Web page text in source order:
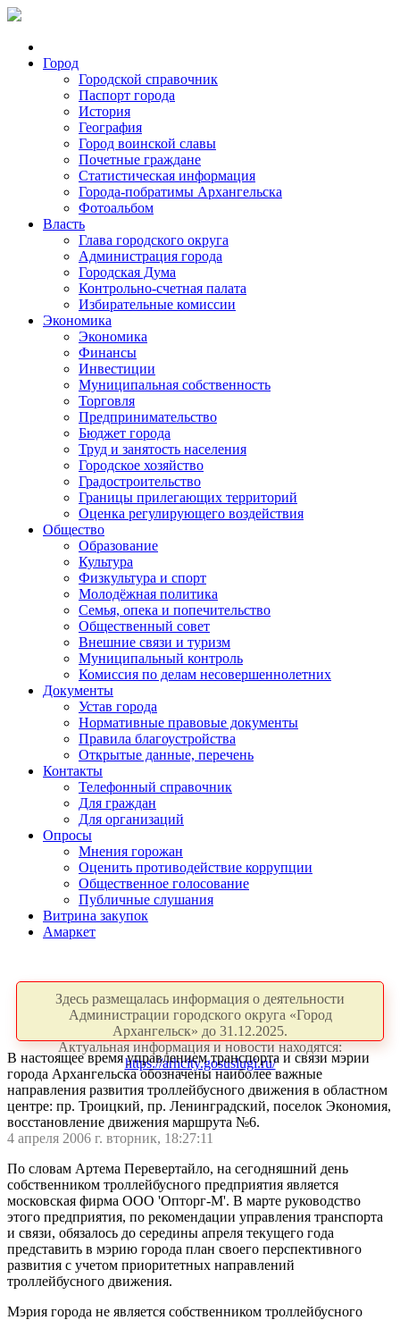
Город
Городской справочник
Паспорт города
История
География
Город воинской славы
Почетные граждане
Статистическая информация
Города-побратимы Архангельска
Фотоальбом
Власть
Глава городского округа
Администрация города
Городская Дума
Контрольно-счетная палата
Избирательные комиссии
Экономика
Экономика
Финансы
Инвестиции
Муниципальная собственность
Торговля
Предпринимательство
Бюджет города
Труд и занятость населения
Городское хозяйство
Градостроительство
Границы прилегающих территорий
Оценка регулирующего воздействия
Общество
Образование
Культура
Физкультура и спорт
Молодёжная политика
Семья, опека и попечительство
Общественный совет
Внешние связи и туризм
Муниципальный контроль
Комиссия по делам несовершеннолетних
Документы
Устав города
Нормативные правовые документы
Правила благоустройства
Открытые данные, перечень
Контакты
Телефонный справочник
Для граждан
Для организаций
Опросы
Мнения горожан
Оценить противодействие коррупции
Общественное голосование
Публичные слушания
Витрина закупок
Амаркет
Здесь размещалась информация о деятельности
Администрации городского округа «Город
Архангельск» до 31.12.2025.
Актуальная информация и новости находятся:
https://arhcity.gosuslugi.ru/
В настоящее время управлением транспорта и связи мэрии
города Архангельска обозначены наиболее важные
направления развития троллейбусного движения в областном
центре: пр. Троицкий, пр. Ленинградский, поселок Экономия,
восстановление движения маршрута №6.
4 апреля 2006 г. вторник, 18:27:11
По словам Артема Перевертайло, на сегодняшний день
собственником троллейбусного предприятия является
московская фирма ООО 'Опторг-М'. В марте руководство
этого предприятия, по рекомендации управления транспорта
и связи, обязалось до середины апреля текущего года
представить в мэрию города план своего перспективного
развития с учетом приоритетных направлений
троллейбусного движения.
Мэрия города не является собственником троллейбусного